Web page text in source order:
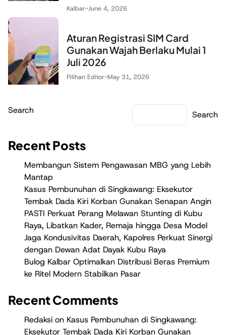
Kalbar-June 4, 2026
Aturan Registrasi SIM Card
Gunakan Wajah Berlaku Mulai 1
Juli 2026
Pilihan Editor-May 31, 2026
Search Search
Recent Posts
Membangun Sistem Pengawasan MBG yang Lebih
Mantap
Kasus Pembunuhan di Singkawang: Eksekutor
Tembak Dada Kiri Korban Gunakan Senapan Angin
PASTI Perkuat Perang Melawan Stunting di Kubu
Raya, Libatkan Kader, Remaja hingga Desa Model
Jaga Kondusivitas Daerah, Kapolres Perkuat Sinergi
dengan Dewan Adat Dayak Kubu Raya
Bulog Kalbar Optimalkan Distribusi Beras Premium
ke Ritel Modern Stabilkan Pasar
Recent Comments
Redaksi on Kasus Pembunuhan di Singkawang:
Eksekutor Tembak Dada Kiri Korban Gunakan